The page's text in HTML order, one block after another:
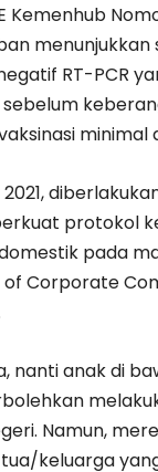
Kemenhub
menunjukkan
RT-PCR
minimal
protokol
pada
of Corporate
nanti anak di
Namun,
keluarga